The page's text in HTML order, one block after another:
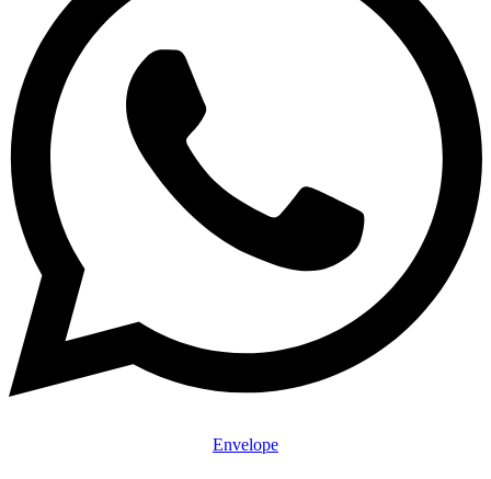
Envelope